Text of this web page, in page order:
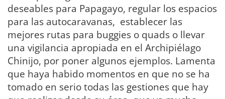
deseables para Papagayo, regular los espacios
para las autocaravanas, establecer las
mejores rutas para buggies o quads o llevar
una vigilancia apropiada en el Archipiélago
Chinijo, por poner algunos ejemplos. Lamenta
que haya habido momentos en que no se ha
tomado en serio todas las gestiones que hay